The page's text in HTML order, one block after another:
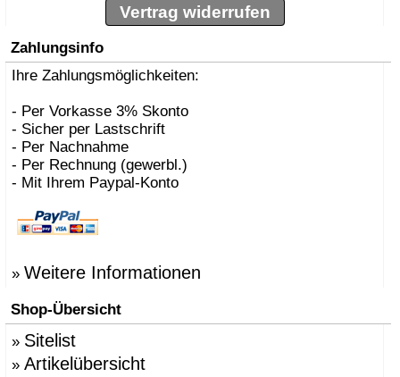
Vertrag widerrufen
Zahlungsinfo
Ihre Zahlungsmöglichkeiten:
- Per Vorkasse 3% Skonto
- Sicher per Lastschrift
- Per Nachnahme
- Per Rechnung (gewerbl.)
- Mit Ihrem Paypal-Konto
» Weitere Informationen
Shop-Übersicht
» Sitelist
» Artikelübersicht